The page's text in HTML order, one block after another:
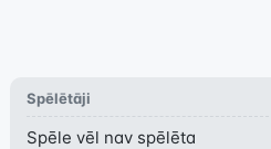
Spēlētāji
Spēle vēl nav spēlēta